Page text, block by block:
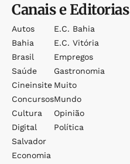
Canais e Editorias
Autos
Bahia
Brasil
Saúde
Cineinsite
Concursos
Cultura
Digital
Salvador
Economia
E.c. Bahia
E.c. Vitória
Empregos
Gastronomia
Muito
Mundo
Opinião
Política